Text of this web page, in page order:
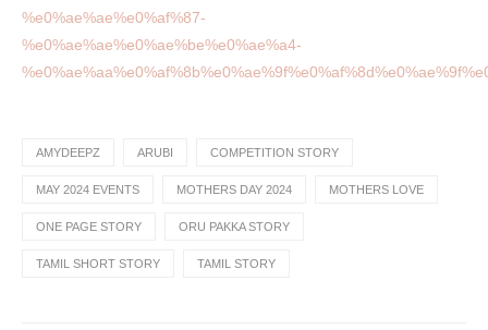
%e0%ae%ae%e0%af%87-
%e0%ae%ae%e0%ae%be%e0%ae%a4-
AMYDEEPZ ARUBI COMPETITION STORY
MAY 2024 EVENTS MOTHERS DAY 2024 MOTHERS LOVE
ONE PAGE STORY ORU PAKKA STORY
TAMIL SHORT STORY TAMIL STORY